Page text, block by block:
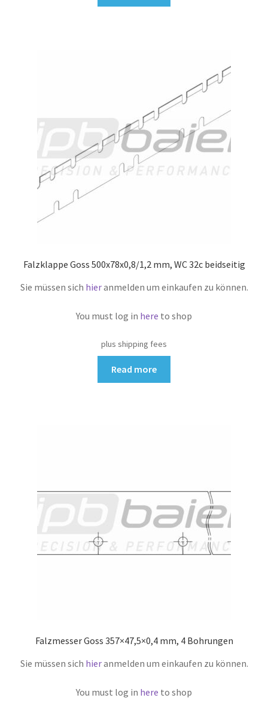
Falzklappe Goss 500x78x0,8/1,2 mm, WC 32c beidseitig
Sie müssen sich hieranmelden um einkaufen zu können.
You must log in here to shop
plus shipping fees
Read more
Falzmesser Goss 357×47,5×0,4 mm, 4 Bohrungen
Sie müssen sich hieranmelden um einkaufen zu können.
You must log in here to shop